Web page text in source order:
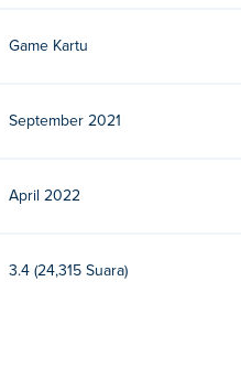
Game Kartu
September 2021
April 2022
3.4 (24,315 Suara)